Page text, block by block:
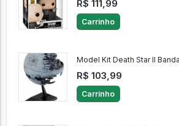
R$ 111,99
Carrinho
Model Kit Death Star II
R$ 103,99
Carrinho